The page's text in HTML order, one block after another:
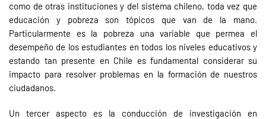
como de otras instituciones y del sistema chileno, toda vez que
educación y pobreza son tópicos que van de la mano.
Particularmente es la pobreza una variable que permea el
desempeño de los estudiantes en todos los niveles educativos y
estando tan presente en Chile es fundamental considerar su
impacto para resolver problemas en la formación de nuestros
ciudadanos.
Un tercer aspecto es la conducción de investigación en